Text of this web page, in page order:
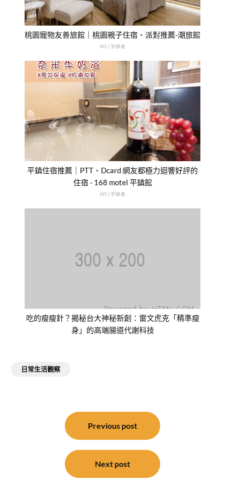
桃園寵物友善旅館｜桃園親子住宿、派對推薦-潮旅館
AD | 字耕者
平鎮住宿推薦｜PTT、Dcard 網友都極力迴響好評的
住宿 - 168 motel 平鎮館
AD | 字耕者
吃的瘦瘦針？揭秘台大神秘新創：雷文虎克「精準瘦
身」的高端腸道代謝科技
日常生活觀察
Previous post
Next post